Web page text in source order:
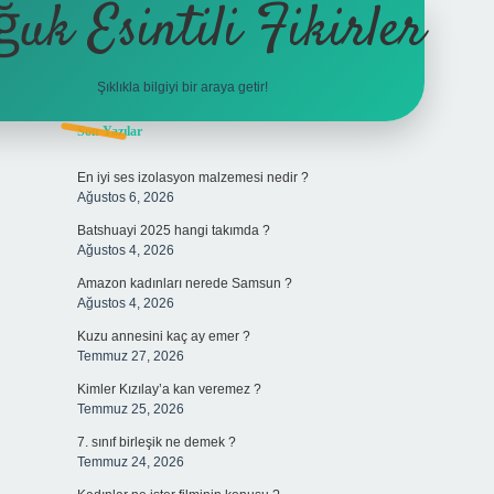
Esintili Fikirler
Şıklıkla bilgiyi bir araya getir!
Sidebar
Son Yazılar
En iyi ses izolasyon malzemesi nedir ?
Ağustos 6, 2026
Batshuayi 2025 hangi takımda ?
Ağustos 4, 2026
Amazon kadınları nerede Samsun ?
Ağustos 4, 2026
Kuzu annesini kaç ay emer ?
Temmuz 27, 2026
Kimler Kızılay’a kan veremez ?
Temmuz 25, 2026
7. sınıf birleşik ne demek ?
Temmuz 24, 2026